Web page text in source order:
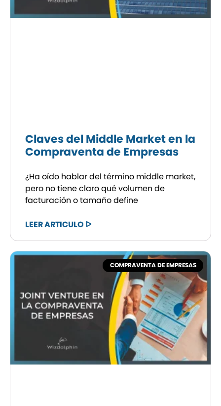
Claves del Middle Market en la
Compraventa de Empresas
¿Ha oído hablar del término middle market,
pero no tiene claro qué volumen de
facturación o tamaño define
LEER ARTICULO ᐅ
COMPRAVENTA DE EMPRESAS